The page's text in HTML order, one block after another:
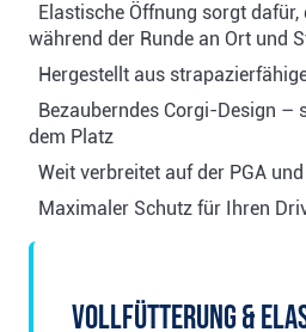
Elastische Öffnung sorgt dafür,
während der Runde an Ort und
Hergestellt aus
Bezauberndes Corgi-Design –
dem Platz
Weit verbreitet auf der PGA
Maximaler Schutz für Ihren
Vollfütterung &